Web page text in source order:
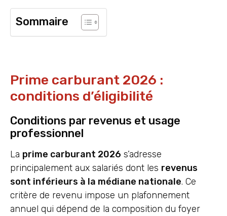
Sommaire
Prime carburant 2026 :
conditions d’éligibilité
Conditions par revenus et usage
professionnel
La prime carburant 2026 s’adresse
principalement aux salariés dont les revenus
sont inférieurs à la médiane nationale. Ce
critère de revenu impose un plafonnement
annuel qui dépend de la composition du foyer